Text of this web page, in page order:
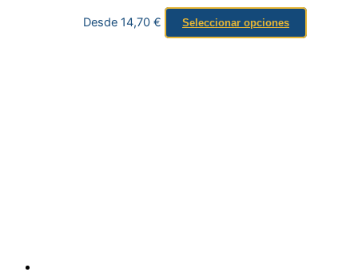
Desde 14,70 € Seleccionar opciones